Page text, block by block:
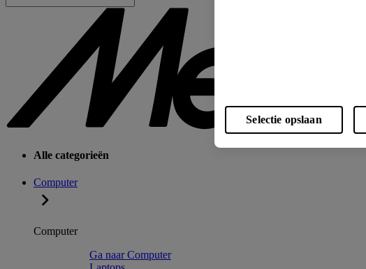
Alle categorieën
Computer
Computer
Ga naar Computer
Selectie opslaan